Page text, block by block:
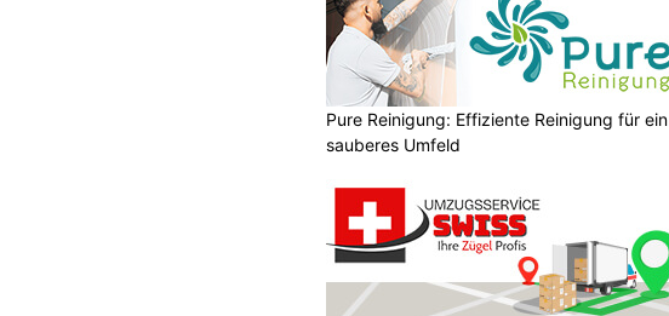
Pure Reinigung: Effiziente Reinigung für ein
sauberes Umfeld